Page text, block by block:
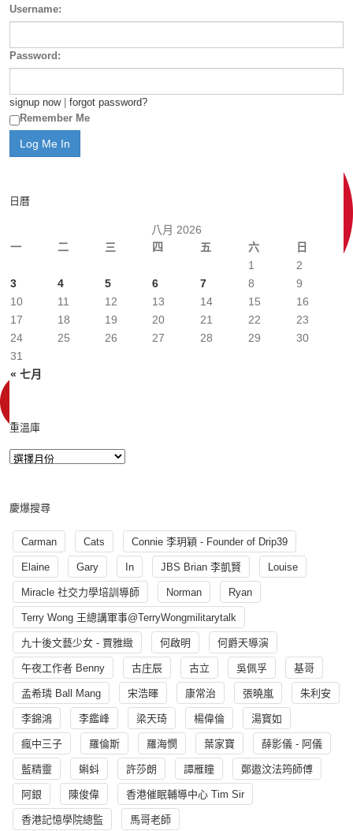
Username:
Password:
signup now| forgot password?
Remember Me
日曆
八月 2026
一
二 三 四 五 六 日
« 七月
1
2
3
4 5 6 7 8
9
10
11 12 13 14 15
16
17
18 19 20 21 22
23
24
25 26 27 28 29
30
31
重溫庫
慶爆搜尋
Carman Cats Connie 李玥穎 - Founder of Drip39
Elaine Gary In JBS Brian 李凱賢 Louise
Miracle 社交力學培訓導師 Norman Ryan
Terry Wong 王總講軍事@TerryWongmilitarytalk
九十後文藝少女 - 賈雅緻 何啟明 何爵天導演
午夜工作者 Benny 古庄辰 古立 吳佩孚 基哥
孟希璘 Ball Mang 宋浩暉 康常治 張曉嵐 朱利安
李錦鴻 李鑑峰 梁天琦 楊偉倫 湯寳如
瘋中三子 羅倫斯 羅海憫 葉家寶 薛影儀 - 阿儀
藍精靈 蝌蚪 許莎朗 譚雁瞳 鄭遨汶法筠師傅
阿銀 陳俊偉 香港催眠輔導中心 Tim Sir
香港記憶學院總監 馬哥老師